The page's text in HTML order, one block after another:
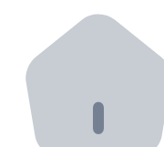
Distributeurs
Intégrez un
API Bitnovo
Intégrez notre